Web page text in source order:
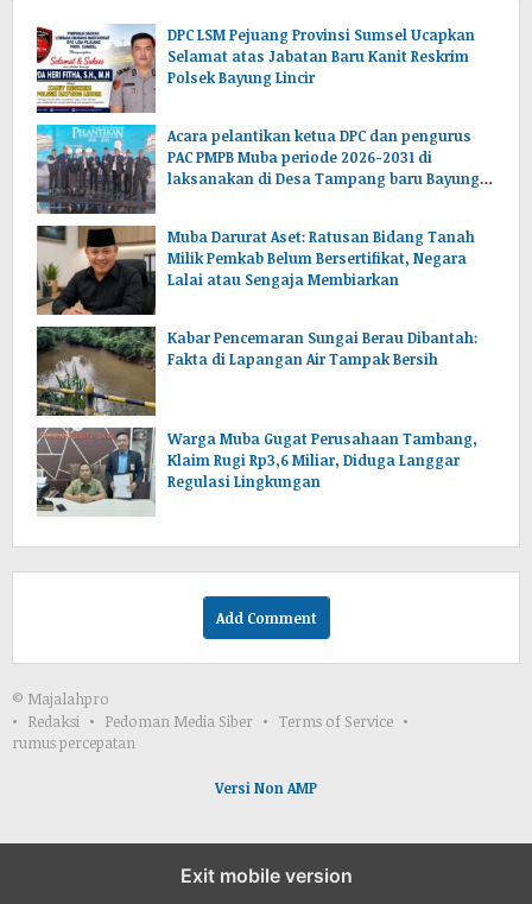
DPC LSM Pejuang Provinsi Sumsel Ucapkan
Selamat atas Jabatan Baru Kanit Reskrim
Polsek Bayung Lincir
Acara pelantikan ketua DPC dan pengurus
PAC PMPB Muba periode 2026-2031 di
laksanakan di Desa Tampang baru Bayung
Muba Darurat Aset: Ratusan Bidang Tanah
Milik Pemkab Belum Bersertifikat, Negara
Lalai atau Sengaja Membiarkan
Kabar Pencemaran Sungai Berau Dibantah:
Fakta di Lapangan Air Tampak Bersih
Warga Muba Gugat Perusahaan Tambang,
Klaim Rugi Rp3,6 Miliar, Diduga Langgar
Regulasi Lingkungan
Add Comment
© Majalahpro
Redaksi
Pedoman Media Siber
Terms of Service
rumus percepatan
Versi Non AMP
Exit mobile version